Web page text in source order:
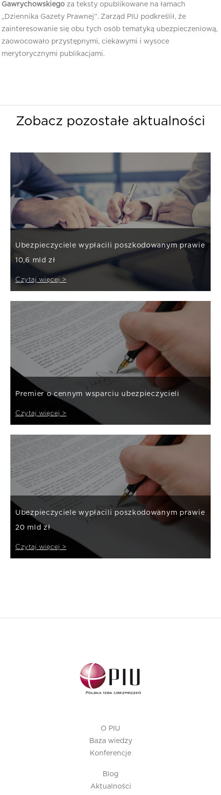
Gawrychowskiego za teksty opublikowane na łamach
„Dziennika Gazety Prawnej”. Zarząd PIU podkreślił, że
zainteresowanie się obu tych osób tematyką ubezpieczeniową,
zaowocowało przystępnymi, ciekawymi i wysoce
merytorycznymi publikacjami.
Zobacz pozostałe aktualności
Ubezpieczyciele wypłacili poszkodowanym prawie
10,6 mld zł
Czytaj więcej >
Premier o cennym wsparciu ubezpieczycieli
Czytaj więcej >
Ubezpieczyciele wypłacili poszkodowanym prawie
20 mld zł
Czytaj więcej >
O PIU
Baza wiedzy
Konferencje
Blog
Aktualności